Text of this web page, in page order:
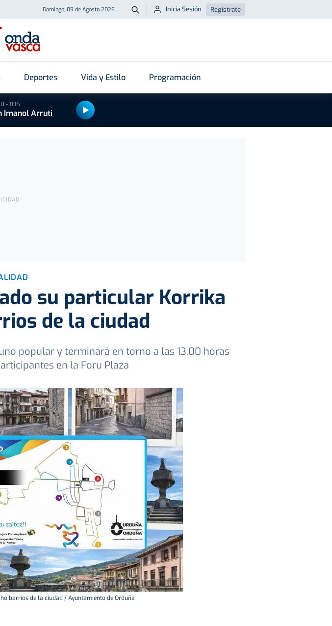
Domingo, 09 de Agosto 2026 Buscar
Inicia Sesión Regístrate
Deportes Vida y Estilo Programación
- 11:15
Imanol Arruti
su particular Korrika
de la ciudad
popular y terminará en torno a las 13.00 horas
en la Foru Plaza
barrios de la ciudad / Ayuntamiento de Orduña